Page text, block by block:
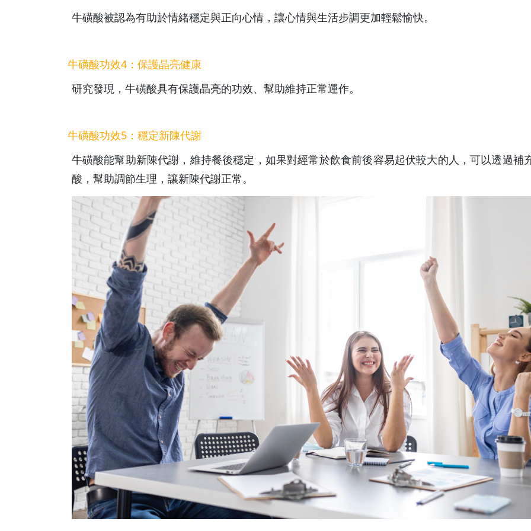
牛磺酸被認為有助於情緒穩定與正向心情，讓心情與生活步調更加輕鬆愉快。
牛磺酸功效4：保護晶亮健康
研究發現，牛磺酸具有保護晶亮的功效、幫助維持正常運作。
牛磺酸功效5：穩定新陳代謝
牛磺酸能幫助新陳代謝，維持餐後穩定，如果對經常於飲食前後容易起伏較大的人，可以透過補
酸，幫助調節生理，讓新陳代謝正常。